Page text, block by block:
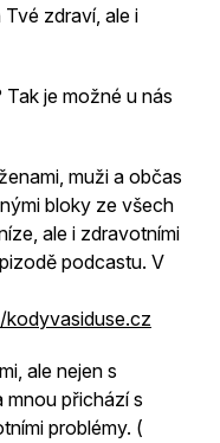
zdraví, ale i
je možné u nás
muži a občas
bloky ze všech
ale i zdravotními
podcastu. V
ale nejen s
mnou přichází s
problémy. (